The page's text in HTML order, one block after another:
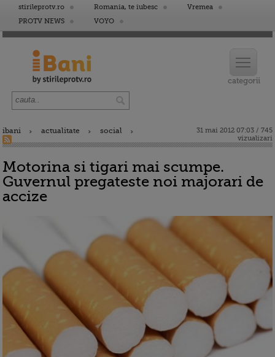
stirileprotv.ro Romania, te iubesc
Vremea
PROTV NEWS
VOYO
ibani actualitate social
31 mai 2012 07:03 / 745
vizualizari
Motorina si tigari mai scumpe.
Guvernul pregateste noi majorari de
accize